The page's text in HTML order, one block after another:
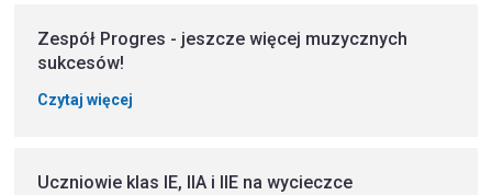
Zespół Progres - jeszcze więcej muzycznych
sukcesów!
Czytaj więcej
Uczniowie klas IE, IIA i IIE na wycieczce